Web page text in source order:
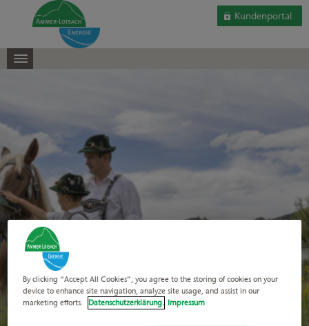
Kundenportal
Eine besondere GEMEINSCHAFT:
Die Ammer-Loisach Energie.
By clicking “Accept All Cookies”, you agree to the storing of cookies on your
device to enhance site navigation, analyze site usage, and assist in our
marketing efforts.
Datenschutzerklärung. Impressum